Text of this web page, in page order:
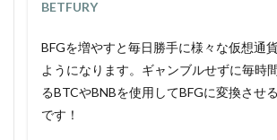
BETFURY
BFGを増やすと毎日勝手に様々な仮想通
ようになります。ギャンブルせずに毎時
るBTCやBNBを使用してBFGに変換させ
です！